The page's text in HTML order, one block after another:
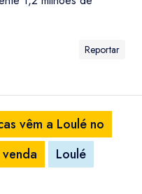
Reportar
vêm a Loulé no
Loulé